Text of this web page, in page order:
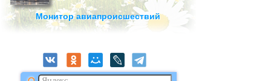
Монитор авиапроисшествий